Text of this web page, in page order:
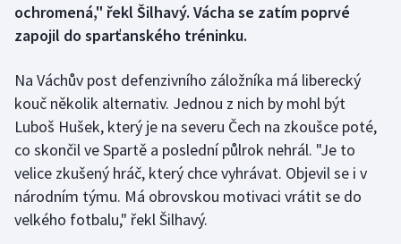
Florbal
Golf
Gymnastika
Házená
ochromená," řekl Šilhavý. Vácha se zatím poprvé
zapojil do sparťanského tréninku.
Na Váchův post defenzivního záložníka má liberecký
kouč několik alternativ. Jednou z nich by mohl být
Luboš Hušek, který je na severu Čech na zkoušce poté,
co skončil ve Spartě a poslední půlrok nehrál. "Je to
velice zkušený hráč, který chce vyhrávat. Objevil se i v
národním týmu. Má obrovskou motivaci vrátit se do
velkého fotbalu," řekl Šilhavý.